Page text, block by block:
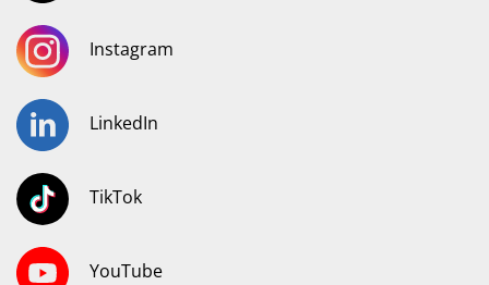
Instagram
LinkedIn
TikTok
YouTube